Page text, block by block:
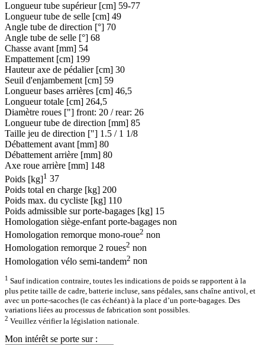
Longueur tube supérieur [cm] 59-77
Longueur tube de selle [cm] 49
Angle tube de direction [°] 70
Angle tube de selle [°] 68
Chasse avant [mm] 54
Empattement [cm] 199
Hauteur axe de pédalier [cm] 30
Seuil d'enjambement [cm] 59
Longueur bases arrières [cm] 46,5
Longueur totale [cm] 264,5
Diamètre roues ["] front: 20 / rear: 26
Longueur tube de direction [mm] 85
Taille jeu de direction ["] 1.5 / 1 1/8
Débattement avant [mm] 80
Débattement arrière [mm] 80
Axe roue arrière [mm] 148
Poids [kg]1 37
Poids total en charge [kg] 200
Poids max. du cycliste [kg] 110
Poids admissible sur porte-bagages [kg] 15
Homologation siège-enfant porte-bagages non
Homologation remorque mono-roue2 non
Homologation remorque 2 roues2 non
Homologation vélo semi-tandem2 non
1 Sauf indication contraire, toutes les indications de poids se rapportent à la
plus petite taille de cadre, batterie incluse, sans pédales, sans chaîne antivol, et
avec un porte-sacoches (le cas échéant) à la place d’un porte-bagages. Des
variations liées au processus de fabrication sont possibles.
2 Veuillez vérifier la législation nationale.
Mon intérêt se porte sur :